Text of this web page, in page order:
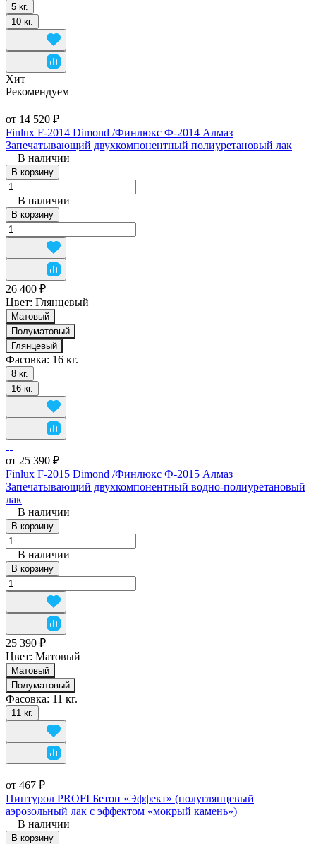
5 кг.
10 кг.
Хит
Рекомендуем
от 14 520 ₽
Finlux F-2014 Dimond /Финлюкс Ф-2014 Алмаз
Запечатывающий двухкомпонентный полиуретановый лак
В наличии
В корзину
В наличии
В корзину
26 400 ₽
Цвет: Глянцевый
Матовый
Полуматовый
Глянцевый
Фасовка: 16 кг.
8 кг.
16 кг.
от 25 390 ₽
Finlux F-2015 Dimond /Финлюкс Ф-2015 Алмаз
Запечатывающий двухкомпонентный водно-полиуретановый
лак
В наличии
В корзину
В наличии
В корзину
25 390 ₽
Цвет: Матовый
Матовый
Полуматовый
Фасовка: 11 кг.
11 кг.
от 467 ₽
Пинтурол PROFI Бетон «Эффект» (полуглянцевый
аэрозольный лак с эффектом «мокрый камень»)
В наличии
В корзину